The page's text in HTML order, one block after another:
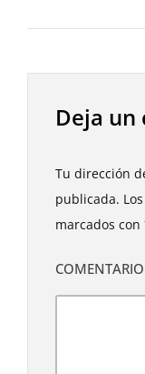
Deja
Tu dirección
publicada.
marcados con
COMENTARIO